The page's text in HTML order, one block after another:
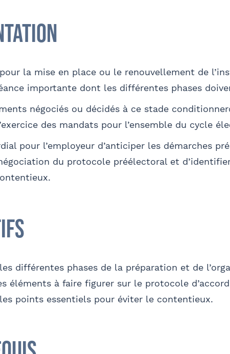
la mise en place ou le renouvellement de
importante dont les différentes phases
négociés ou décidés à ce stade
des mandats pour l’ensemble du cycle
pour l’employeur d’anticiper les démarches
du protocole préélectoral et
différentes phases de la préparation et de
éléments à faire figurer sur le protocole
points essentiels pour éviter le contentieux.
Internet Bon appétit RH Autre
Code postal
E-mail
et Prénom